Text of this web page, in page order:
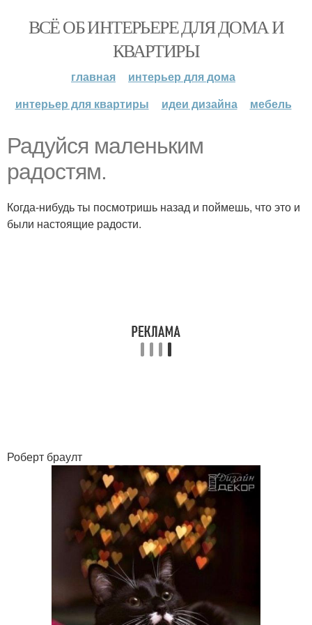
ВСЁ ОБ ИНТЕРЬЕРЕ ДЛЯ ДОМА И
КВАРТИРЫ
главная
интерьер для дома
интерьер для квартиры
идеи дизайна мебель
Радуйся маленьким
радостям.
Когда-нибудь ты посмотришь назад и поймешь, что это и
были настоящие радости.
Роберт браулт